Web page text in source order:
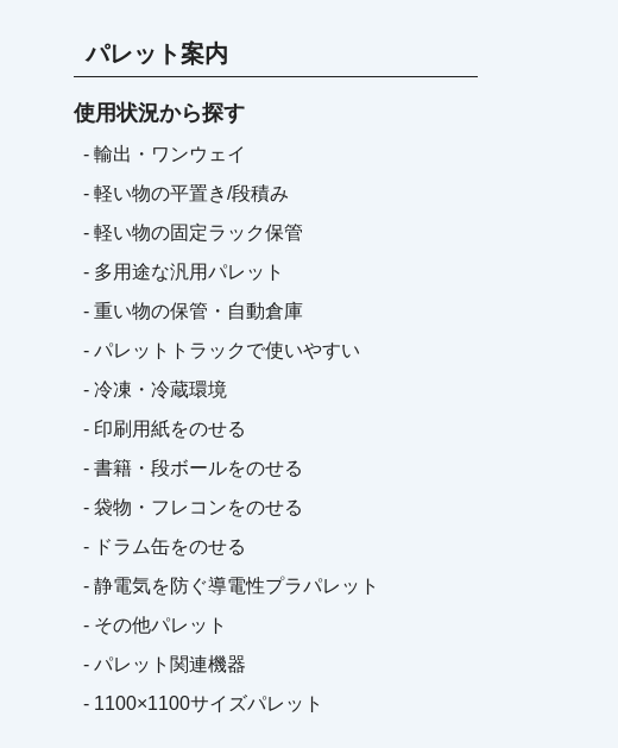
パレット案内
使用状況から探す
- 輸出・ワンウェイ
- 軽い物の平置き/段積み
- 軽い物の固定ラック保管
- 多用途な汎用パレット
- 重い物の保管・自動倉庫
- パレットトラックで使いやすい
- 冷凍・冷蔵環境
- 印刷用紙をのせる
- 書籍・段ボールをのせる
- 袋物・フレコンをのせる
- ドラム缶をのせる
- 静電気を防ぐ導電性プラパレット
- その他パレット
- パレット関連機器
- 1100×1100サイズパレット